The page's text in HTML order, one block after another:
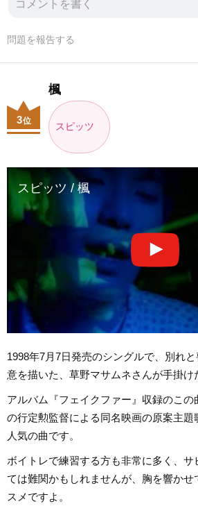
問題を報告する
楓
スピッツ
3位
スピッツ / 楓
1998年7月7日発売のシングルで、別れ
意を描いた、草野マサムネさんが手掛け
アルバム『フェイクファー』収録のこの
の行定勲監督による同名映画の原案主
人気の曲です。
ボイトレで練習する方も非常に多く、サ
ては難関かもしれませんが、胸を響かせ
スメですよ。